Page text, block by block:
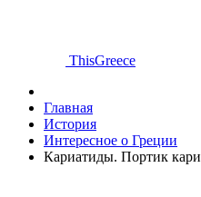
ThisGreece
Главная
История
Интересное о Греции
Кариатиды. Портик